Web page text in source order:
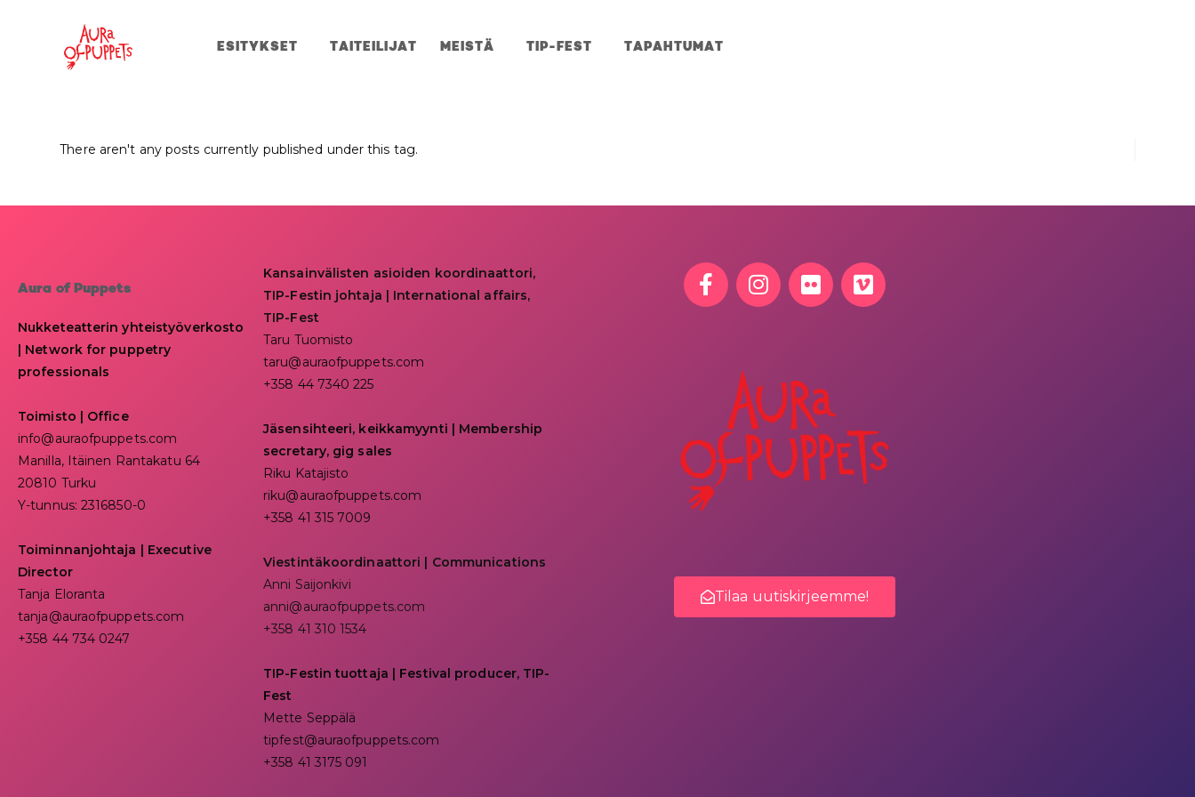
ESITYKSET TAITEILIJAT MEISTÄ TIP-FEST TAPAHTUMAT
There aren't any posts currently published under this tag.
Aura of Puppets
Nukketeatterin yhteistyöverkosto
| Network for puppetry
professionals
Toimisto | Office
info@auraofpuppets.com
Manilla, Itäinen Rantakatu 64
20810 Turku
Y-tunnus: 2316850-0
Toiminnanjohtaja | Executive
Director
Tanja Eloranta
tanja@auraofpuppets.com
+358 44 734 0247
Kansainvälisten asioiden koordinaattori,
TIP-Festin johtaja | International affairs,
TIP-Fest
Taru Tuomisto
taru@auraofpuppets.com
+358 44 7340 225
Jäsensihteeri, keikkamyynti | Membership
secretary, gig sales
Riku Katajisto
riku@auraofpuppets.com
+358 41 315 7009
Viestintäkoordinaattori | Communications
Anni Saijonkivi
anni@auraofpuppets.com
+358 41 310 1534
TIP-Festin tuottaja | Festival producer, TIP-
Fest
Mette Seppälä
tipfest@auraofpuppets.com
+358 41 3175 091
Tilaa uutiskirjeemme!